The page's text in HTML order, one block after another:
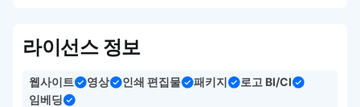
라이선스 정보
웹사이트 영상 인쇄 편집물 패키지
로고 BI/CI
임베딩